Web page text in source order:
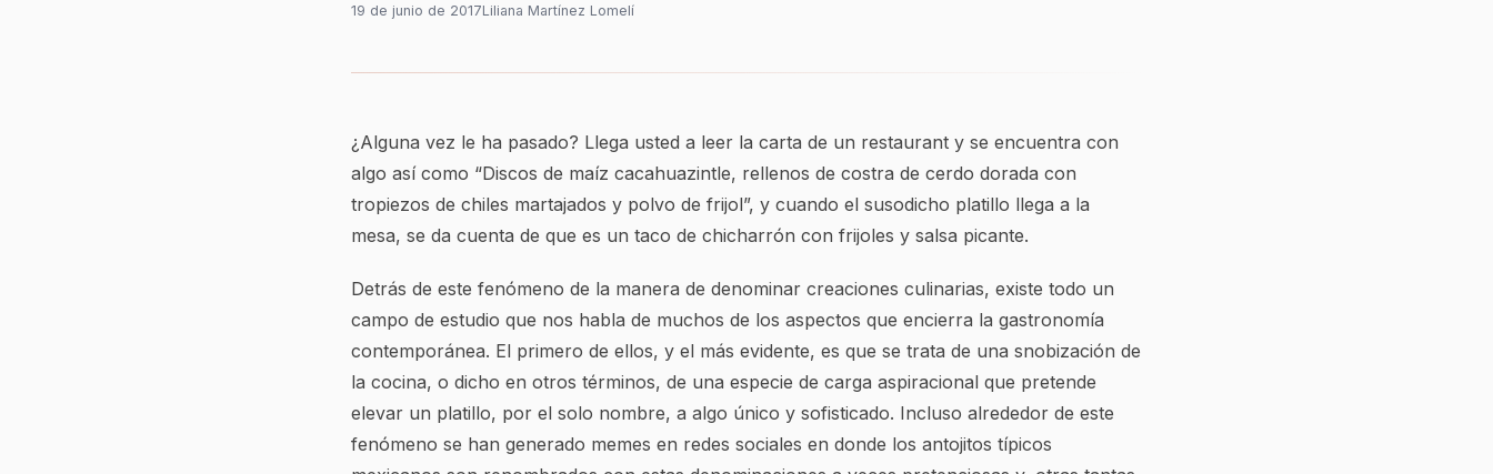
19 de junio de 2017Liliana Martínez Lomelí
¿Alguna vez le ha pasado? Llega usted a leer la carta de un restaurant y se encuentra con
algo así como “Discos de maíz cacahuazintle, rellenos de costra de cerdo dorada con
tropiezos de chiles martajados y polvo de frijol”, y cuando el susodicho platillo llega a la
mesa, se da cuenta de que es un taco de chicharrón con frijoles y salsa picante.
Detrás de este fenómeno de la manera de denominar creaciones culinarias, existe todo un
campo de estudio que nos habla de muchos de los aspectos que encierra la gastronomía
contemporánea. El primero de ellos, y el más evidente, es que se trata de una snobización de
la cocina, o dicho en otros términos, de una especie de carga aspiracional que pretende
elevar un platillo, por el solo nombre, a algo único y sofisticado. Incluso alrededor de este
fenómeno se han generado memes en redes sociales en donde los antojitos típicos